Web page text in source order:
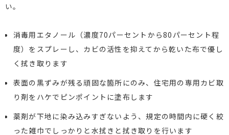
い。
消毒用エタノール（濃度70パーセントから80パーセント程
度）をスプレーし、カビの活性を抑えてから乾いた布で優し
く拭き取ります
表面の黒ずみが残る頑固な箇所にのみ、住宅用の専用カビ取
り剤をハケでピンポイントに塗布します
薬剤が下地に染み込みすぎないよう、規定の時間内に硬く絞
った雑巾でしっかりと水拭きと拭き取りを行います